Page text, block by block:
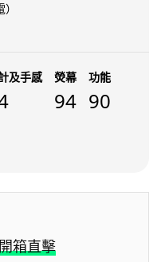
及手感 熒幕
94
功能
90
箱直擊